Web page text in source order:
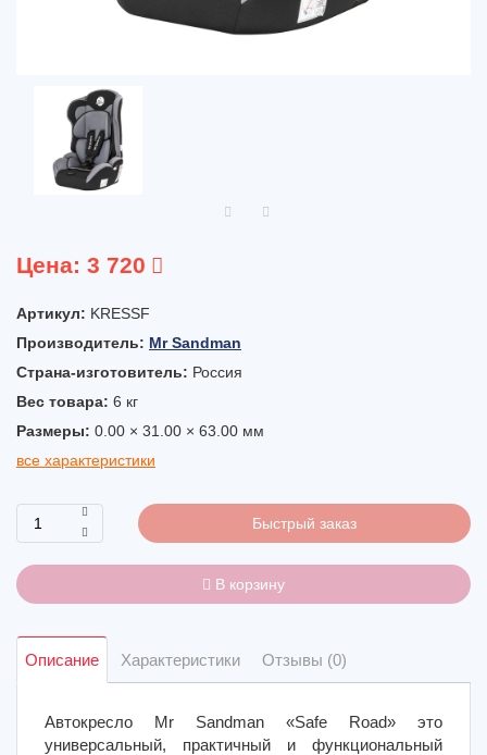
Цена: 3 720
Артикул: KRESSF
Производитель: Mr Sandman
Страна-изготовитель: Россия
Вес товара: 6 кг
Размеры: 0.00 × 31.00 × 63.00 мм
все характеристики
Быстрый заказ
В корзину
Описание Характеристики Отзывы (0)
Автокресло Mr Sandman «Safe Road» это
универсальный, практичный и функциональный